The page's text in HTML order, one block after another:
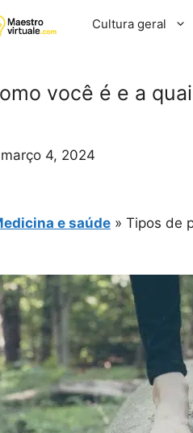
Cultura geral
você é e a
março 4, 2024
e saúde » Tipos de